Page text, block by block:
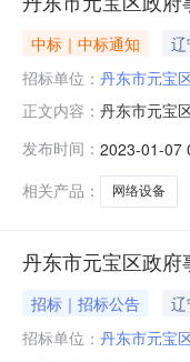
中标｜中标通知
招标单位： 丹东市元宝
正文内容： 丹东市元宝
众的身体健
宝区政府事
发布时间： 2023-01-07
相关产品：
网络设备
丹东市元宝区政
招标｜招标公告
招标单位： 丹东市元宝